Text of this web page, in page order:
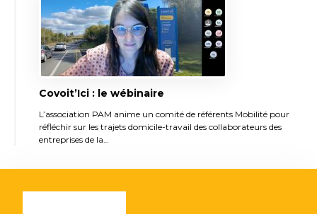
Covoit’Ici : le wébinaire
L’association PAM anime un comité de référents Mobilité pour
réfléchir sur les trajets domicile-travail des collaborateurs des
entreprises de la…